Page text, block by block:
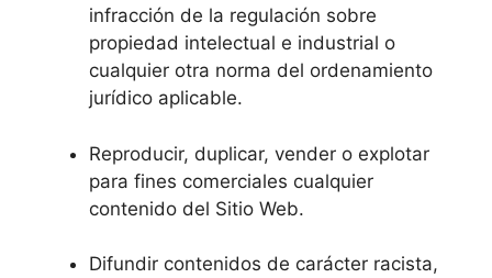
infracción de la regulación sobre
propiedad intelectual e industrial o
cualquier otra norma del ordenamiento
jurídico aplicable.
Reproducir, duplicar, vender o explotar
para fines comerciales cualquier
contenido del Sitio Web.
Difundir contenidos de carácter racista,